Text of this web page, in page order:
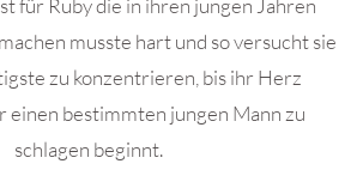
für Ruby die in ihren jungen Jahren
musste hart und so versucht sie
zu konzentrieren, bis ihr Herz
bestimmten jungen Mann zu
schlagen beginnt.